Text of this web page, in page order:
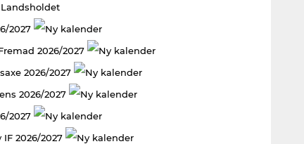
2027
2026/2027
2026/2027
2026/2027
2027
IF 2026/2027